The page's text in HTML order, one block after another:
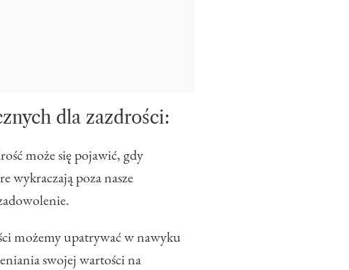
dla zazdrości:
może się pojawić, gdy
wykraczają poza nasze
możemy upatrywać w nawyku
swojej wartości na